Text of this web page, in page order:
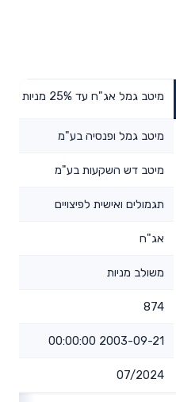
מיטב גמל אג"ח עד 25% מניות
מיטב גמל ופנסיה בע"מ
מיטב דש השקעות בע"מ
תגמולים ואישית לפיצויים
אג"ח
משולב מניות
874
2003-09-21 00:00:00
07/2024